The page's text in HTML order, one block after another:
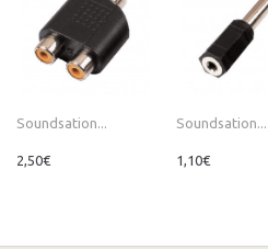
Soundsation...
2,50€
Soundsation...
1,10€